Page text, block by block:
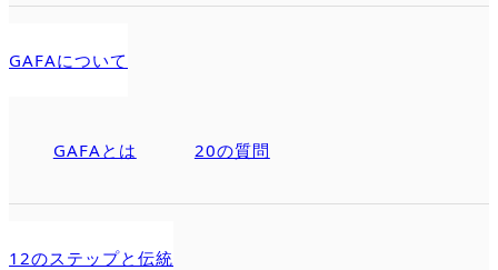
GAFAについて
GAFAとは 20の質問
12のステップと伝統